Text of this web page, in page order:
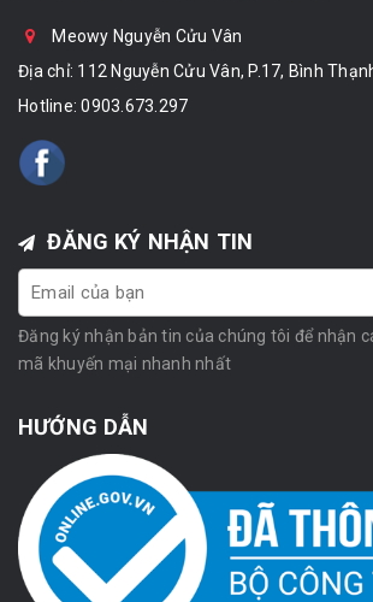
Meowy Nguyễn Cửu Vân
Địa chỉ: 112 Nguyễn Cửu Vân, P.17, Bình
Hotline:0903.673.297
ĐĂNG KÝ NHẬN TIN
Đăng ký nhận bản tin của chúng tôi để nhận
mã khuyến mại nhanh nhất
HƯỚNG DẪN